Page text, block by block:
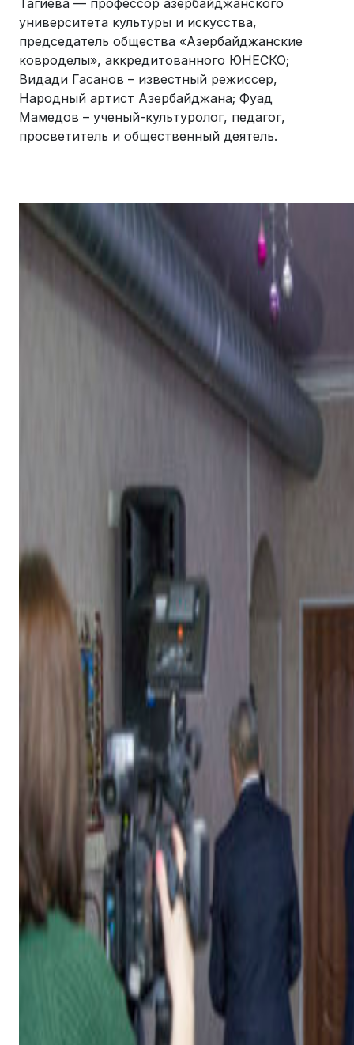
Тагиева — профессор азербайджанского
университета культуры и искусства,
председатель общества «Азербайджанские
ковроделы», аккредитованного ЮНЕСКО;
Видади Гасанов – известный режиссер,
Народный артист Азербайджана; Фуад
Мамедов – ученый-культуролог, педагог,
просветитель и общественный деятель.